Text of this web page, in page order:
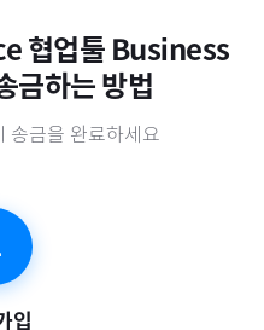
협업툴 Business
금하는 방법
송금을 완료하세요
입